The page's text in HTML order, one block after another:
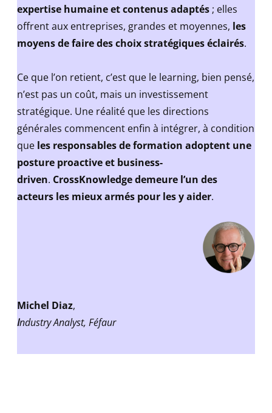
expertise humaine et contenus adaptés ; elles
offrent aux entreprises, grandes et moyennes, les
moyens de faire des choix stratégiques éclairés.
Ce que l’on retient, c’est que le learning, bien pensé,
n’est pas un coût, mais un investissement
stratégique. Une réalité que les directions
générales commencent enfin à intégrer, à condition
que les responsables de formation adoptent une
posture proactive et business-
driven. CrossKnowledge demeure l’un des
acteurs les mieux armés pour les y aider.
Michel Diaz,
Industry Analyst, Féfaur